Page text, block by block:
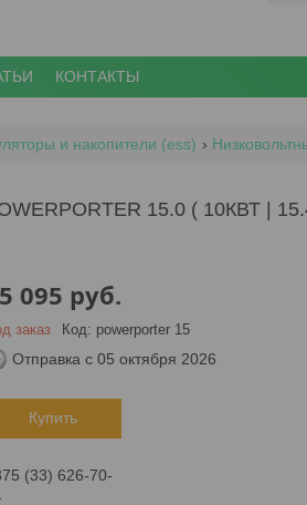
КОНТАКТЫ
и накопители (ess)
15.0 ( 10КВТ |
095 руб.
заказ Код: powerporter 15
Отправка с 05 октября 2026
Купить
(33) 626-70-